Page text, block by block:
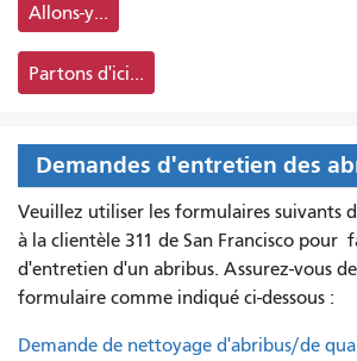
Allons-y...
Partons d'ici...
Demandes d'entretien des
Veuillez utiliser les formulaires suivants
à la clientèle 311 de San Francisco pour
d'entretien d'un abribus. Assurez-vous
formulaire comme indiqué ci-dessous :
Demande de nettoyage d'abribus/de